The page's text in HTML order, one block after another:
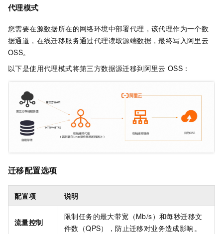
代理模式
您需要在源数据所在的网络环境中部署代理，该代理作为一个数
据通道，在线迁移服务通过代理读取源端数据，最终写入阿里云
OSS。
以下是使用代理模式将第三方数据源迁移到阿里云 OSS：
迁移配置选项
配置项 说明
流量控制
限制任务的最大带宽（Mb/s）和每秒迁移文
件数（QPS），防止迁移对业务造成影响。